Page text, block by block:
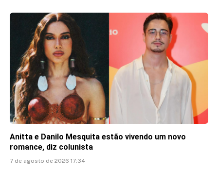
Anitta e Danilo Mesquita estão vivendo um novo
romance, diz colunista
7 de agosto de 2026 17:34